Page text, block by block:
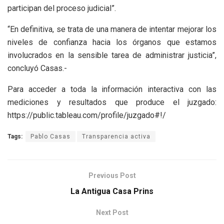
participan del proceso judicial”.
“En definitiva, se trata de una manera de intentar mejorar los
niveles de confianza hacia los órganos que estamos
involucrados en la sensible tarea de administrar justicia”,
concluyó Casas.-
Para acceder a toda la información interactiva con las
mediciones y resultados que produce el juzgado:
https://public.tableau.com/profile/juzgado#!/
Tags: Pablo Casas Transparencia activa
Previous Post
La Antigua Casa Prins
Next Post